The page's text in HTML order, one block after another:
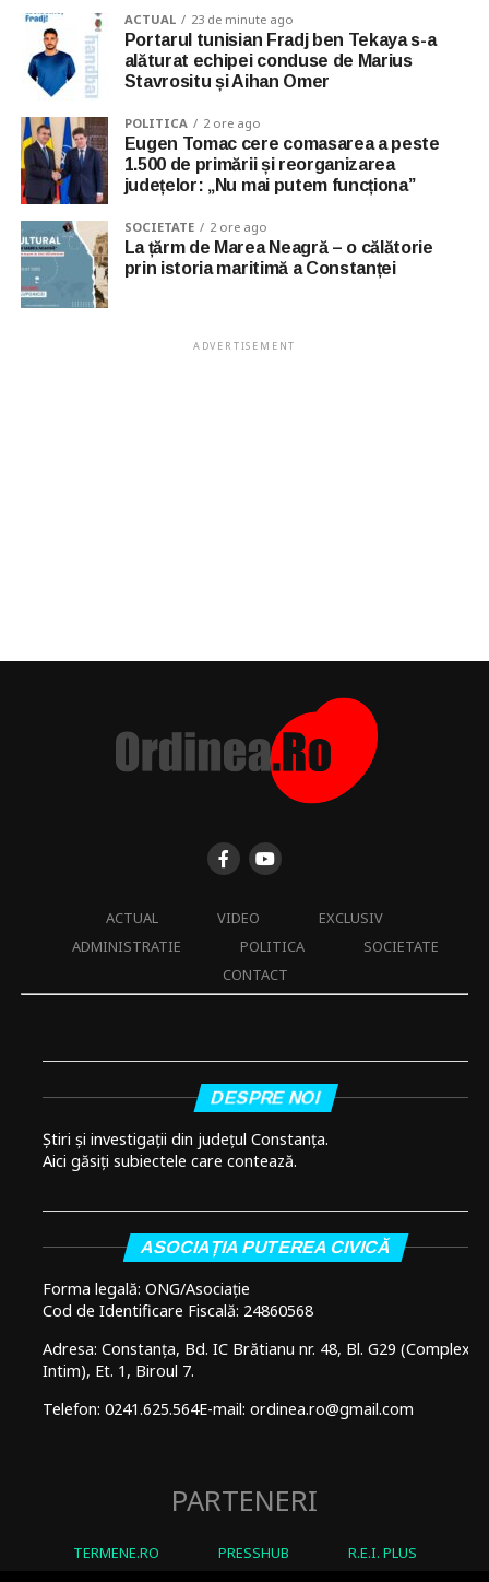
ACTUAL 23 de minute ago
Portarul tunisian Fradj ben Tekaya s-a
alăturat echipei conduse de Marius
Stavrositu și Aihan Omer
POLITICA 2 ore ago
Eugen Tomac cere comasarea a peste
1.500 de primării și reorganizarea
județelor: „Nu mai putem funcționa”
SOCIETATE 2 ore ago
La țărm de Marea Neagră – o călătorie
prin istoria maritimă a Constanței
ADVERTISEMENT
ACTUAL VIDEO
EXCLUSIV
ADMINISTRATIE
POLITICA
SOCIETATE
CONTACT
DESPRE NOI
Știri și investigații din județul Constanța.
Aici găsiți subiectele care contează.
ASOCIAȚIA PUTEREA CIVICĂ
Forma legală: ONG/Asociație
Cod de Identificare Fiscală: 24860568
Adresa: Constanța, Bd. IC Brătianu nr. 48, Bl. G29 (Complex
Intim), Et. 1, Biroul 7.
Telefon: 0241.625.564E-mail: ordinea.ro@gmail.com
PARTENERI
TERMENE.RO PRESSHUB R.E.I. PLUS